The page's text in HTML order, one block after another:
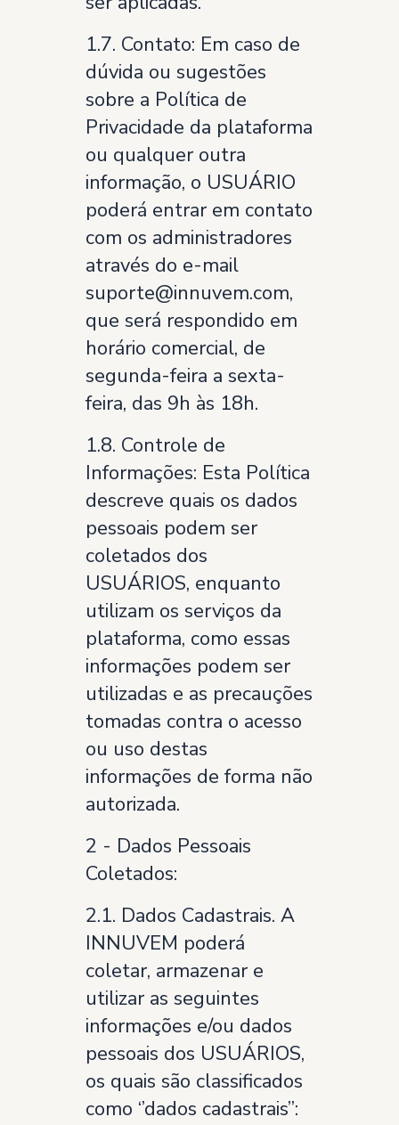
1.7. Contato: Em caso de
dúvida ou sugestões
sobre a Política de
Privacidade da plataforma
ou qualquer outra
informação, o USUÁRIO
poderá entrar em contato
com os administradores
através do e-mail
suporte@innuvem.com,
que será respondido em
horário comercial, de
segunda-feira a sexta-
feira, das 9h às 18h.
1.8. Controle de
Informações: Esta Política
descreve quais os dados
pessoais podem ser
coletados dos
USUÁRIOS, enquanto
utilizam os serviços da
plataforma, como essas
informações podem ser
utilizadas e as precauções
tomadas contra o acesso
ou uso destas
informações de forma não
autorizada.
2 - Dados Pessoais
Coletados:
2.1. Dados Cadastrais. A
INNUVEM poderá
coletar, armazenar e
utilizar as seguintes
informações e/ou dados
pessoais dos USUÁRIOS,
os quais são classificados
como ‘’dados cadastrais’’: